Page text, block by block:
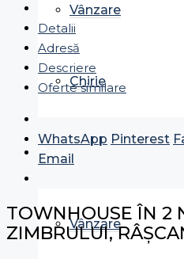
Vânzare
Chirie
Case
Vânzare
Detalii
Adresă
Descriere
Oferte similare
WhatsApp Pinterest
Email
TOWNHOUSE ÎN 2
ZIMBRULUI,